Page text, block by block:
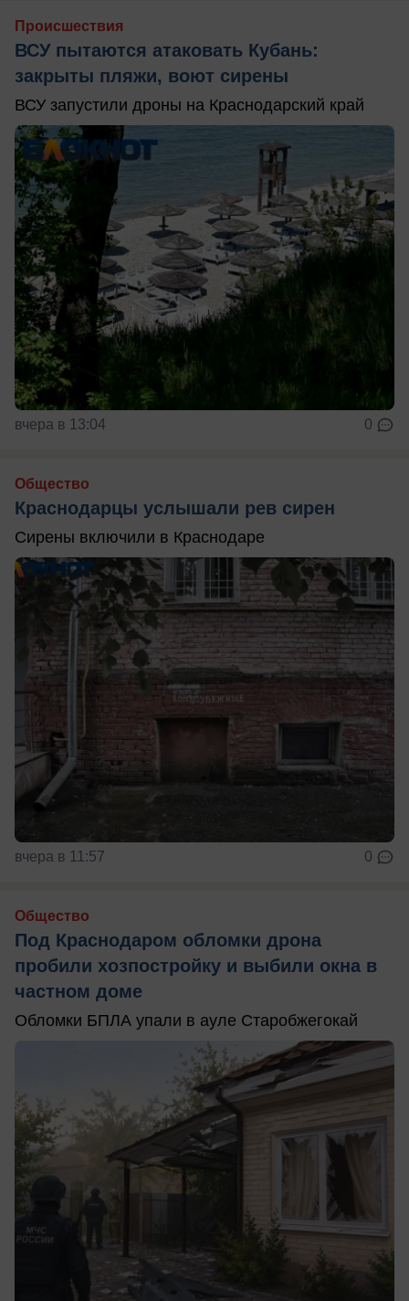
Происшествия
ВСУ пытаются атаковать Кубань:
закрыты пляжи, воют сирены
ВСУ запустили дроны на Краснодарский край
вчера в 13:04 0
Общество
Краснодарцы услышали рев сирен
Сирены включили в Краснодаре
вчера в 11:57 0
Общество
Под Краснодаром обломки дрона
пробили хозпостройку и выбили окна в
частном доме
Обломки БПЛА упали в ауле Старобжегокай